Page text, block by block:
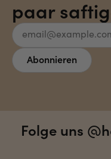
paar
Email
Abonnieren
Folge uns